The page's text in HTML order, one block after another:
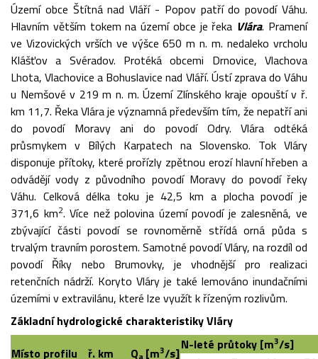
Území obce Štítná nad Vláří - Popov patří do povodí Váhu.
Hlavním větším tokem na území obce je řeka Vlára. Pramení
ve Vizovických vrších ve výšce 650 m n. m. nedaleko vrcholu
Klášťov a Svéradov. Protéká obcemi Drnovice, Vlachova
Lhota, Vlachovice a Bohuslavice nad Vláří. Ústí zprava do Váhu
u Nemšové v 219 m n. m. Území Zlínského kraje opouští v ř.
km 11,7. Řeka Vlára je významná především tím, že nepatří ani
do povodí Moravy ani do povodí Odry. Vlára odtéká
průsmykem v Bílých Karpatech na Slovensko. Tok Vláry
disponuje přítoky, které prořízly zpětnou erozí hlavní hřeben a
odvádějí vody z původního povodí Moravy do povodí řeky
Váhu. Celková délka toku je 42,5 km a plocha povodí je
371,6 km2. Více než polovina území povodí je zalesněná, ve
zbývající části povodí se rovnoměrně střídá orná půda s
trvalým travním porostem. Samotné povodí Vláry, na rozdíl od
povodí Říky nebo Brumovky, je vhodnější pro realizaci
retenčních nádrží. Koryto Vláry je také lemováno inundačními
územími v extravilánu, které lze využít k řízeným rozlivům.
Základní hydrologické charakteristiky Vláry
Místo profilu
ř. km Q [m3/s]
N-leté průtoky [m3/s]